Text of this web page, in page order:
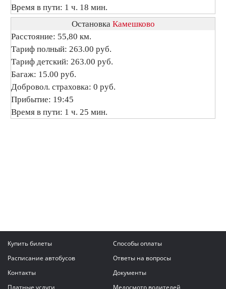
Время в пути: 1 ч. 18 мин.
Остановка Камешково
Расстояние: 55,80 км.
Тариф полный: 263.00 руб.
Тариф детский: 263.00 руб.
Багаж: 15.00 руб.
Добровол. страховка: 0 руб.
Прибытие: 19:45
Время в пути: 1 ч. 25 мин.
Купить билеты
Способы оплаты
Расписание автобусов
Ответы на вопросы
Контакты
Документы
Платные услуги
Медосмотр водителей